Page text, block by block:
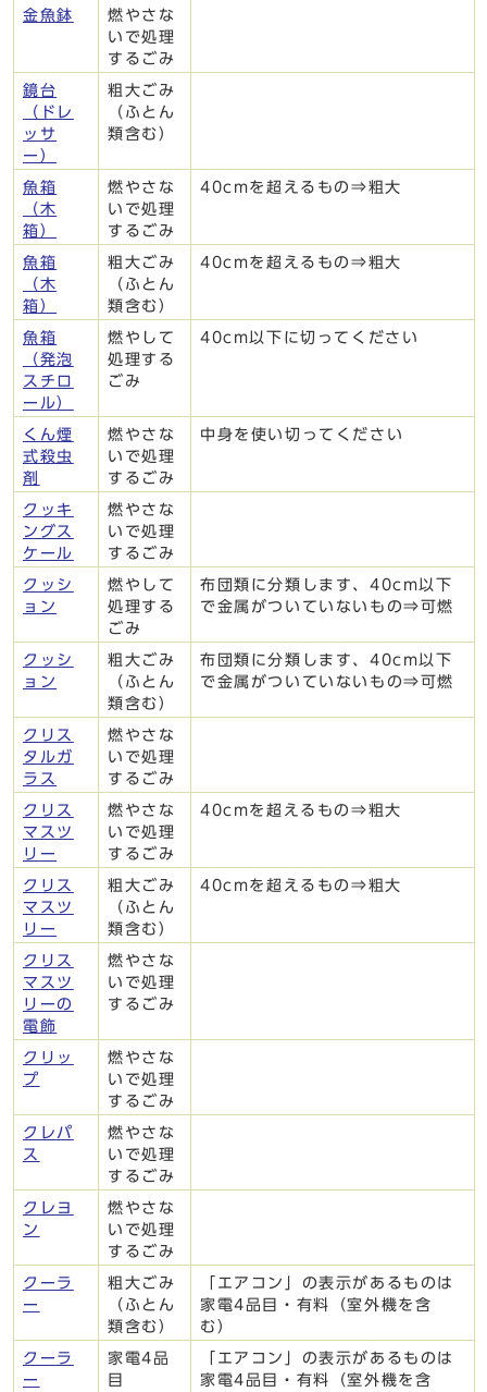
金魚鉢
燃やさな
いで処理
するごみ
鏡台
（ドレ
ッサ
ー）
粗大ごみ
（ふとん
類含む）
魚箱
（木
箱）
燃やさな
いで処理
するごみ
40cmを超えるもの⇒粗大
魚箱
（木
箱）
粗大ごみ
（ふとん
類含む）
40cmを超えるもの⇒粗大
魚箱
（発泡
スチロ
ール）
燃やして
処理する
ごみ
40cm以下に切ってください
くん煙
式殺虫
剤
燃やさな
いで処理
するごみ
中身を使い切ってください
クッキ
ングス
ケール
燃やさな
いで処理
するごみ
クッシ
ョン
燃やして
処理する
ごみ
布団類に分類します、40cm以下
で金属がついていないもの⇒可燃
クッシ
ョン
粗大ごみ
（ふとん
類含む）
布団類に分類します、40cm以下
で金属がついていないもの⇒可燃
クリス
タルガ
ラス
燃やさな
いで処理
するごみ
クリス
マスツ
リー
燃やさな
いで処理
するごみ
40cmを超えるもの⇒粗大
クリス
マスツ
リー
粗大ごみ
（ふとん
類含む）
40cmを超えるもの⇒粗大
クリス
マスツ
リーの
電飾
燃やさな
いで処理
するごみ
クリッ
プ
燃やさな
いで処理
するごみ
クレパ
ス
燃やさな
いで処理
するごみ
クレヨ
ン
燃やさな
いで処理
するごみ
クーラ
ー
粗大ごみ
（ふとん
類含む）
「エアコン」の表示があるものは
家電4品目・有料（室外機を含
む）
クーラ
ー
家電4品
目
「エアコン」の表示があるものは
家電4品目・有料（室外機を含